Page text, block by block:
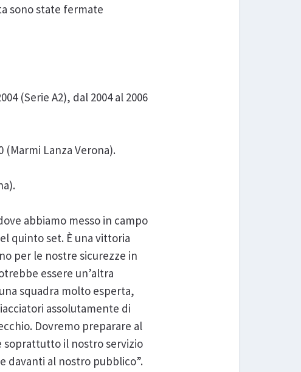
sono state fermate
(Serie A2), dal 2004 al 2006
(Marmi Lanza Verona).
abbiamo messo in campo
quinto set. È una vittoria
per le nostre sicurezze in
essere un’altra
squadra molto esperta,
assolutamente di
Dovremo preparare al
il nostro servizio
davanti al nostro pubblico”.